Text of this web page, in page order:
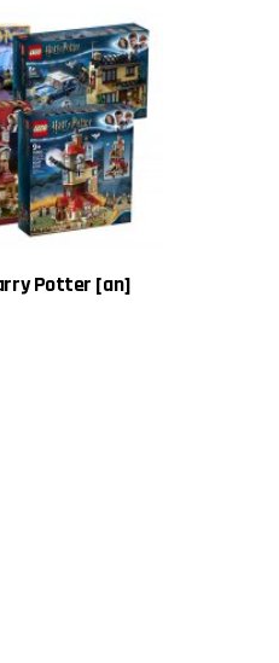
Potter [an]